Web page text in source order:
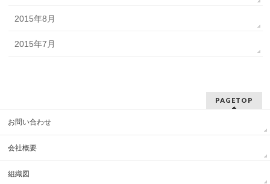
2015年8月
2015年7月
PAGETOP
お問い合わせ
会社概要
組織図